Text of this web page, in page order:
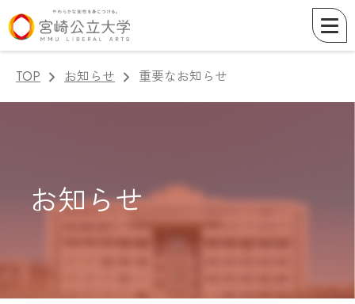
TOP お知らせ 重要なお知らせ
お知らせ